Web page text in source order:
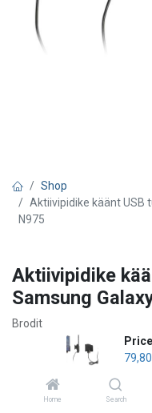
79,80
Home Search
Shop
Aktiivipidike käänt USB
N975
Aktiivipidike
Samsung
Brodit
€